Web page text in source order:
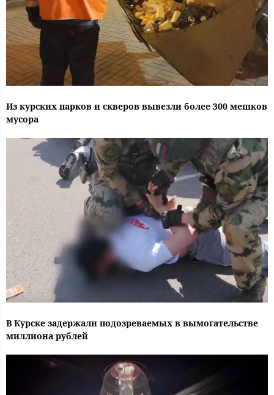
Из курских парков и скверов вывезли более 300 мешков
мусора
В Курске задержали подозреваемых в вымогательстве
миллиона рублей